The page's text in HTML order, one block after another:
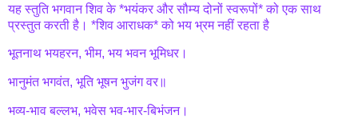
यह स्तुति भगवान शिव के *भयंकर और सौम्य दोनों स्वरूपों* को एक साथ
प्रस्तुत करती है। *शिव आराधक* को भय भ्रम नहीं रहता है
भूतनाथ भयहरन, भीम, भय भवन भूमिधर।
⁠भानुमंत भगवंत, भूति भूषन भुजंग वर॥
⁠भव्य-भाव बल्लभ, भवेस भव-भार-बिभंजन।